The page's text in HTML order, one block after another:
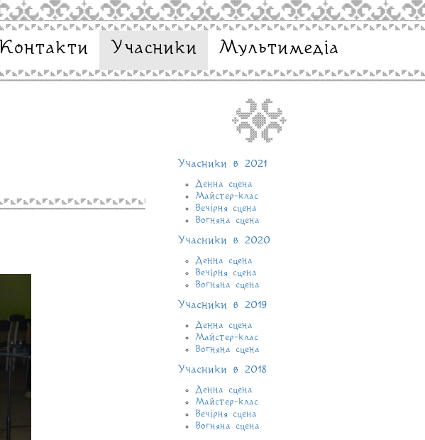
Контакти Учасники Мультимедіа
Учасники в 2021
Денна сцена
Майстер-клас
Вечірня сцена
Вогняна сцена
Учасники в 2020
Денна сцена
Вечірня сцена
Вогняна сцена
Учасники в 2019
Денна сцена
Майстер-клас
Вогняна сцена
Учасники в 2018
Денна сцена
Майстер-клас
Вечірня сцена
Вогняна сцена